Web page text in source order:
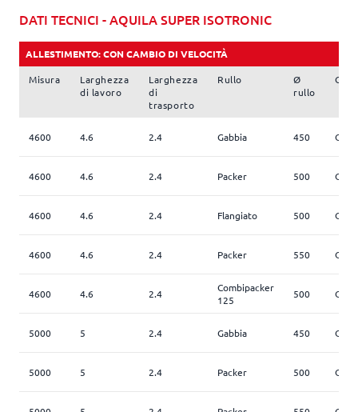
DATI TECNICI - AQUILA SUPER ISOTRONIC
ALLESTIMENTO: CON CAMBIO DI VELOCITÀ
Misura
Larghezza
di lavoro
Larghezza
di
trasporto
Rullo
Ø
rullo
4600 4.6 2.4 Gabbia 450
4600 4.6 2.4 Packer 500
4600 4.6 2.4 Flangiato 500
4600 4.6 2.4 Packer 550
4600 4.6 2.4
Combipacker
125
500
5000 5 2.4 Gabbia 450
5000 5 2.4 Packer 500